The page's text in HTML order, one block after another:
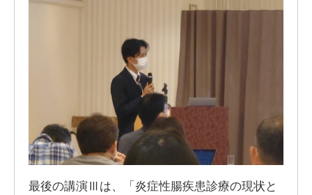
最後の講演Ⅲは、「炎症性腸疾患診療の現状と